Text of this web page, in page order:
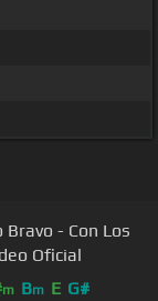
Bravo - Con Los
Oficial
m Bm E G#